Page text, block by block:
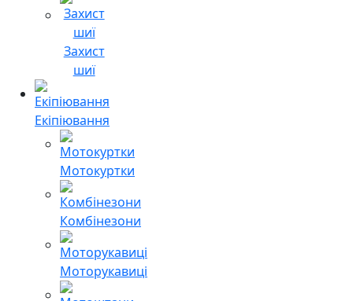
Захист
шиї
Екіпіювання
Мотокуртки
Комбінезони
Моторукавиці